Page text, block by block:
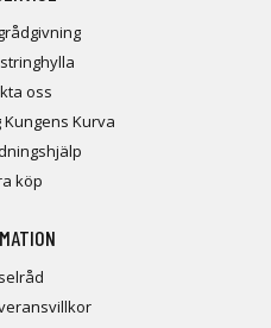
oss
Kurva
köp